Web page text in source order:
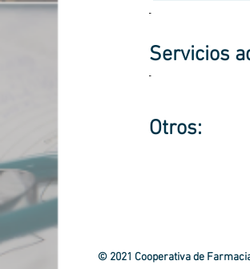
-
Servicios
-
Otros:
© 2021 Cooperativa de